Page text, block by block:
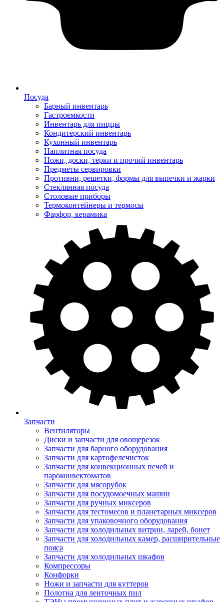
Посуда
Барный инвентарь
Гастроемкости
Инвентарь для пиццы
Кондитерский инвентарь
Кухонный инвентарь
Наплитная посуда
Ножи, доски, терки и прочий инвентарь
Предметы сервировки
Противни, решетки, формы для выпечки и жарки
Стеклянная посуда
Столовые приборы
Термоконтейнеры и термосы
Фарфор, керамика
Запчасти
Вентиляторы
Диски и запчасти для овощерезок
Запчасти для барного оборудования
Запчасти для картофелечисток
Запчасти для конвекционных печей и
пароконвектоматов
Запчасти для мясорубок
Запчасти для посудомоечных машин
Запчасти для ручных миксеров
Запчасти для тестомесов и планетарных миксеров
Запчасти для упаковочного оборудования
Запчасти для холодильных витрин, ларей, бонет
Запчасти для холодильных камер, расширительные
пояса
Запчасти для холодильных шкафов
Компрессоры
Конфорки
Ножи и запчасти для куттеров
Полотна для ленточных пил